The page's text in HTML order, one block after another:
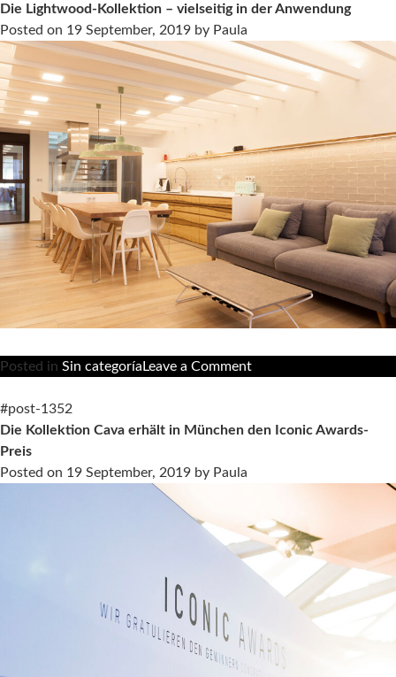
an
ersten
Ausgabe
von
A@W
Stockholm
Teil
Die Lightwood-Kollektion – vielseitig in der Anwendung
Posted on 19 September, 2019 by Paula
Posted in Sin categoría Leave a Commenton
Kollektion
Anwendung
#post-1352
Die Kollektion Cava erhält in München den Iconic Awards-
Preis
Posted on 19 September, 2019 by Paula